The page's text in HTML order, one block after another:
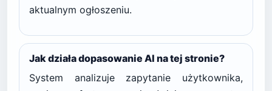
aktualnym ogłoszeniu.
Jak działa dopasowanie AI na tej stronie?
System analizuje zapytanie użytkownika,